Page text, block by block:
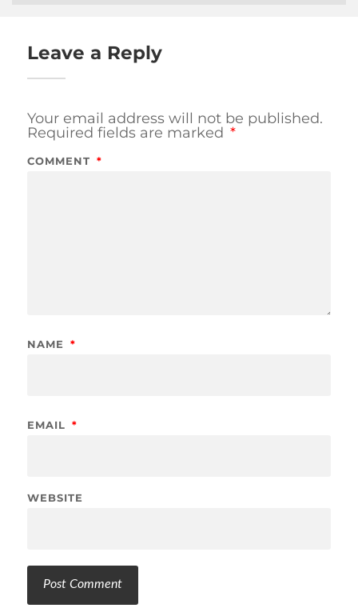
Leave a Reply
Your email address will not be published.
Required fields are marked *
COMMENT *
NAME *
EMAIL *
WEBSITE